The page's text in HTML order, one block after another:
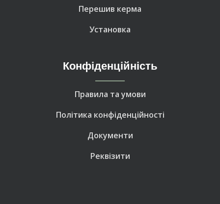
Перешив керма
Установка
Конфіденційність
Правила та умови
Політика конфіденційності
Документи
Реквізити